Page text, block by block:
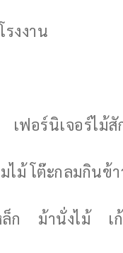
งงาน
เฟอร์นิเจอร์ไม้สั
ไม้ โต๊ะกลมกินข้า
ก ม้านั่งไม้ เ